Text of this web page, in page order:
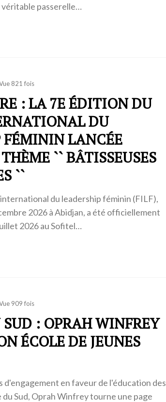
passerelle…
821 fois
: LA 7E ÉDITION DU
DU
FÉMININ LANCÉE
`` BÂTISSEUSES
``
international du leadership féminin (FILF),
2026 à Abidjan, a été officiellement
2026 au Sofitel…
909 fois
: OPRAH WINFREY
ÉCOLE DE JEUNES
d'engagement en faveur de l'éducation des
Sud, Oprah Winfrey tourne une page